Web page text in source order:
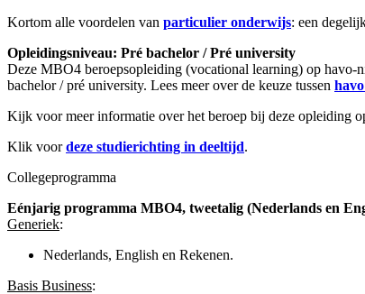
Kortom alle voordelen van particulier onderwijs: een
Opleidingsniveau: Pré bachelor / Pré university
Deze MBO4 beroepsopleiding (vocational learning) op
bachelor / pré university. Lees meer over de keuze tussen
Kijk voor meer informatie over het beroep bij deze opleiding
Klik voordeze studierichting in deeltijd.
Collegeprogramma
Eénjarig programma MBO4, tweetalig (Nederlands en
Generiek:
Nederlands, English en Rekenen.
Basis Business: